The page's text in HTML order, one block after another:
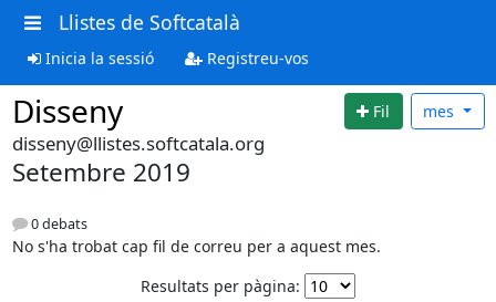
Llistes de Softcatalà
Inicia la sessió Registreu-vos
Disseny Fil mes
disseny@llistes.softcatala.org
Setembre 2019
0 debats
No s'ha trobat cap fil de correu per a aquest mes.
Resultats per pàgina: